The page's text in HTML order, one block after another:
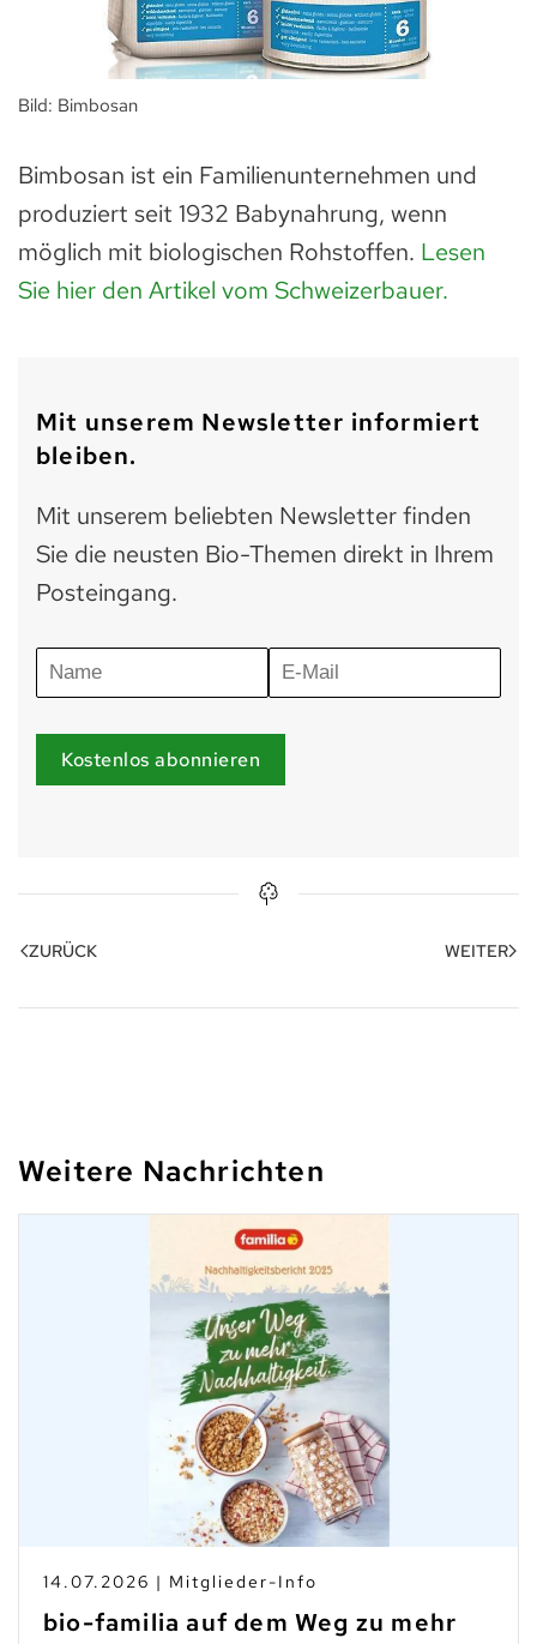
Bild: Bimbosan
Bimbosan ist ein Familienunternehmen und
produziert seit 1932 Babynahrung, wenn
möglich mit biologischen Rohstoffen. Lesen
Sie hier den Artikel vom Schweizerbauer.
Mit unserem Newsletter informiert
bleiben.
Mit unserem beliebten Newsletter finden
Sie die neusten Bio-Themen direkt in Ihrem
Posteingang.
Kostenlos abonnieren
ZURÜCK WEITER
Weitere Nachrichten
14.07.2026 | Mitglieder-Info
bio-familia auf dem Weg zu mehr